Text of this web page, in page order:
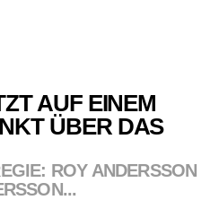
AUF EINEM
ÜBER DAS
ROY ANDERSSON